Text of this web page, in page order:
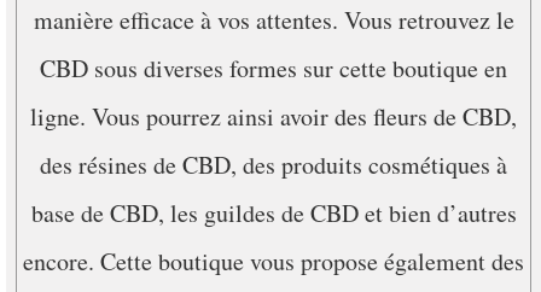
manière efficace à vos attentes. Vous retrouvez le
CBD sous diverses formes sur cette boutique en
ligne. Vous pourrez ainsi avoir des fleurs de CBD,
des résines de CBD, des produits cosmétiques à
base de CBD, les guildes de CBD et bien d’autres
encore. Cette boutique vous propose également des